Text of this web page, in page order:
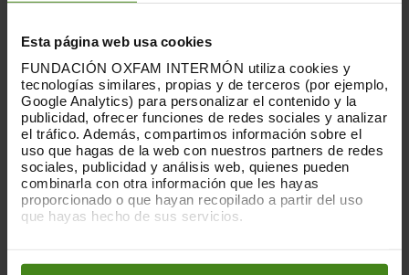
Esta página web usa cookies
FUNDACIÓN OXFAM INTERMÓN utiliza cookies y
tecnologías similares, propias y de terceros (por ejemplo,
Google Analytics) para personalizar el contenido y la
publicidad, ofrecer funciones de redes sociales y analizar
el tráfico. Además, compartimos información sobre el
uso que hagas de la web con nuestros partners de redes
sociales, publicidad y análisis web, quienes pueden
combinarla con otra información que les hayas
proporcionado o que hayan recopilado a partir del uso
que hayas hecho de sus servicios.
preferencias accediendo a nuestraPolítica de Cookieso
A mirarnos, conversar y compartir en un
ambiente tranquilo, sin prisas, donde cada voz
suma.
Queremos abrirte las puertas de nuestras
nuevas oficinas para que puedas conocer
cómo trabajamos en el día a día, descubrir las
historias y los retos que marcaron 2025 y
conversar sobre lo que viene. Pero, sobre todo,